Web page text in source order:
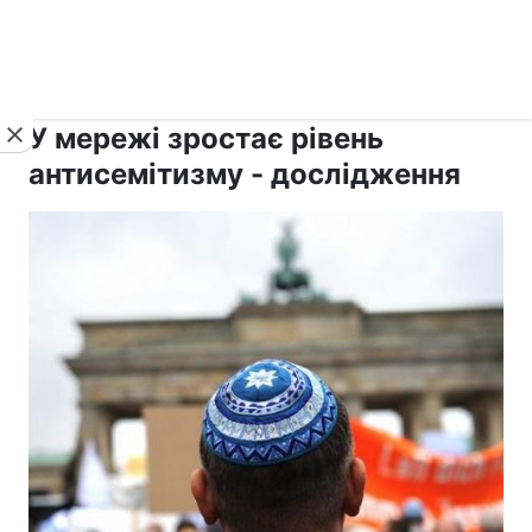
У мережі зростає рівень
антисемітизму - дослідження